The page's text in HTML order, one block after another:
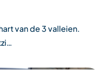
van de 3 valleien.